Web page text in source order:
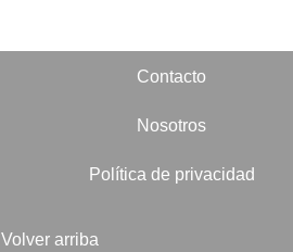
Contacto
Nosotros
Política de privacidad
Volver arriba